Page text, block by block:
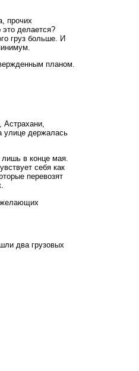
прочих
делается?
груз больше. И
планом.
улице держалась
в конце мая.
себя как
перевозят
желающих
два грузовых